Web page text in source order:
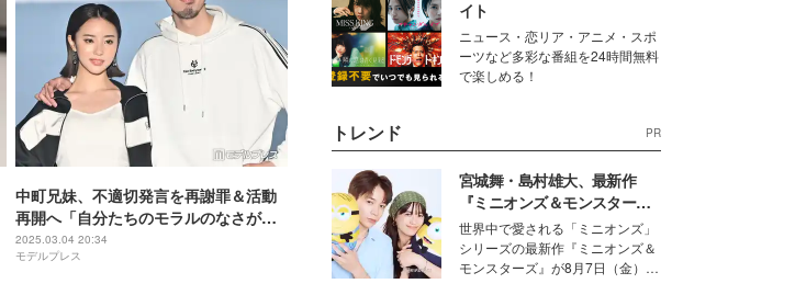
中町兄妹、不適切発言を再謝罪＆活動
再開へ「自分たちのモラルのなさが原
因です」
2025.03.04 20:34
モデルプレス
イト
ニュース・恋リア・アニメ・スポ
ーツなど多彩な番組を24時間無料
で楽しめる！
トレンド PR
宮城舞・島村雄大、最新作
『ミニオンズ＆モンスター
ズ』の魅力熱弁 ハチャメチャ
だけじゃない“友情と絆”に感
動
世界中で愛される「ミニオンズ」
シリーズの最新作『ミニオンズ＆
モンスターズ』が8月7日（金）に